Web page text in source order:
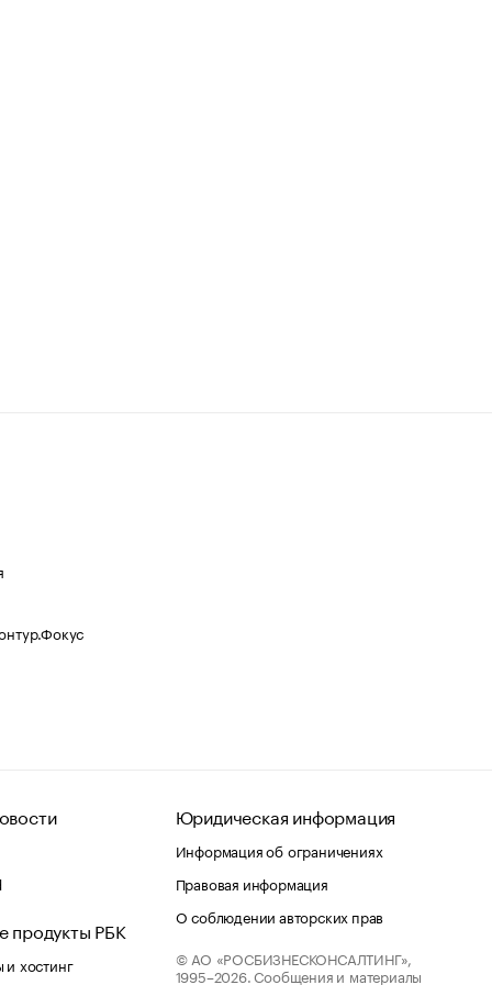
продукты РБК
хостинг
Юридическая информация
Информация об ограничениях
Правовая информация
О соблюдении авторских прав
© АО «РОСБИЗНЕСКОНСАЛТИНГ»,
1995–2026. Сообщения и материалы